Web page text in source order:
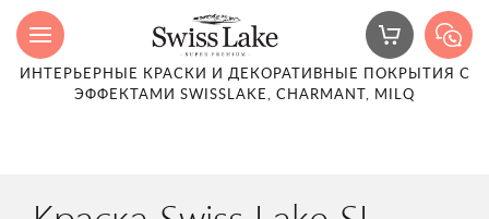
ИНТЕРЬЕРНЫЕ КРАСКИ И ДЕКОРАТИВНЫЕ ПОКРЫТИЯ С
ЭФФЕКТАМИ SWISSLAKE, CHARMANT, MILQ